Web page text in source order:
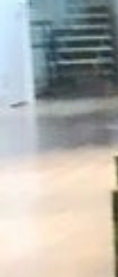
カワコレ
Contact